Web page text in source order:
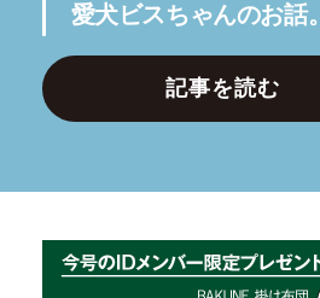
愛犬ビスちゃんのお話。
記事を読む